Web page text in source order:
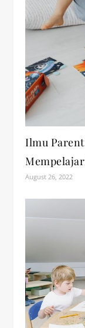
Ilmu
August 26, 2022